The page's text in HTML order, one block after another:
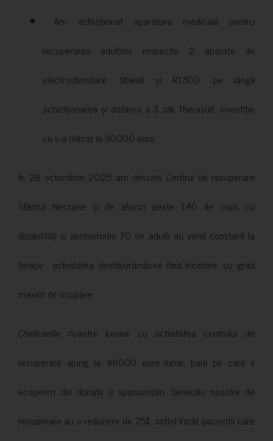
Am achiziționat aparatura medicală pentru
recuperarea adulților, respectiv 2 aparate de
electrostimulare: Stiwell și RT300, pe lângă
achiziționarea și dotarea a 3 săli Therasuit, investiție
ce s-a ridicat la 90000 euro.
În 28 octombrie 2025 am deschis Centrul de recuperare
Sfântul Nectarie și de atunci peste 140 de copii cu
dizabilități și aproximativ 70 de adulți au venit constant la
terapii , activitatea desfășurându-se fără încetare, cu grad
maxim de ocupare.
Cheltuielile noastre lunare cu activitatea centrului de
recuperare ajung la 48000 euro lunar, bani pe care îi
acoperim din donații și sponsorizări. Serviciile noastre de
recuperare au o reducere de 75%, astfel încât pacienții care